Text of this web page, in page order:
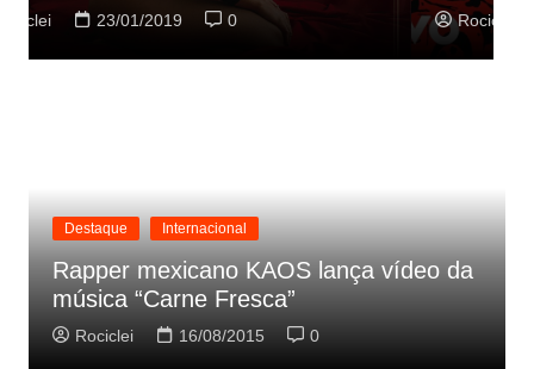
Rociclei 22/01/2019
Destaque Internacional
Rapper mexicano KAOS lança vídeo da
música “Carne Fresca”
Rociclei 16/08/2015 0